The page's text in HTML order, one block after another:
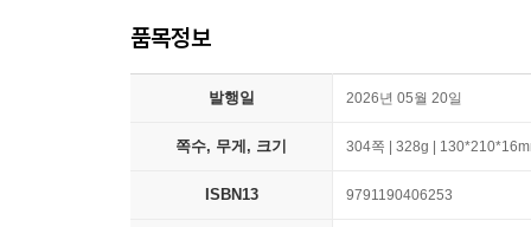
품목정보
발행일 2026년 05월 20일
쪽수, 무게, 크기 304쪽 | 328g |
ISBN13 9791190406253